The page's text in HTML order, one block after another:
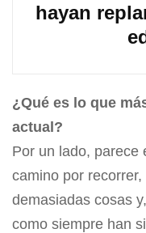
hayan
¿Qué es lo que
actual?
Por un lado, parece
camino por
demasiadas cosas
como siempre han